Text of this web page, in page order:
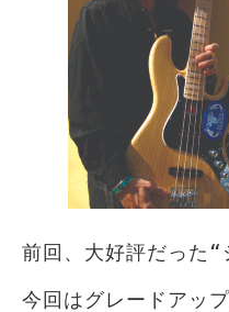
前回、大好評だった“
今回はグレードアッ